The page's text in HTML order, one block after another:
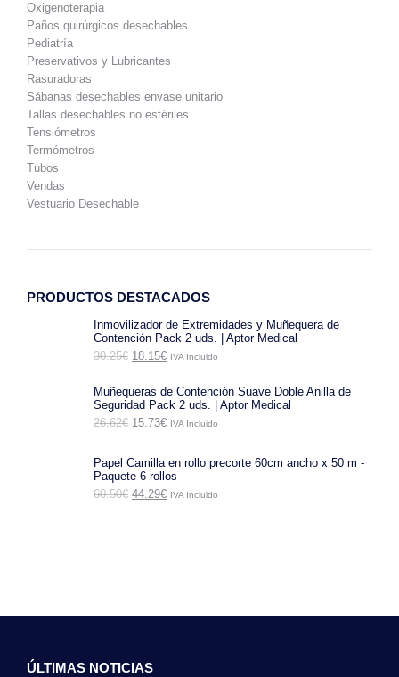
Oxigenoterapia
Paños quirúrgicos desechables
Pediatría
Preservativos y Lubricantes
Rasuradoras
Sábanas desechables envase unitario
Tallas desechables no estériles
Tensiómetros
Termómetros
Tubos
Vendas
Vestuario Desechable
PRODUCTOS DESTACADOS
Inmovilizador de Extremidades y Muñequera de
Contención Pack 2 uds. | Aptor Medical
30.25€ El
era:
30.25€.
18.15€El
es:
18.15€.
IVA Incluido
Muñequeras de Contención Suave Doble Anilla de
Seguridad Pack 2 uds. | Aptor Medical
26.62€ El
era:
26.62€.
15.73€El
es:
15.73€.
IVA Incluido
Papel Camilla en rollo precorte 60cm ancho x 50 m -
Paquete 6 rollos
60.50€ El
44.29€ElIVA Incluido
ÚLTIMAS NOTICIAS